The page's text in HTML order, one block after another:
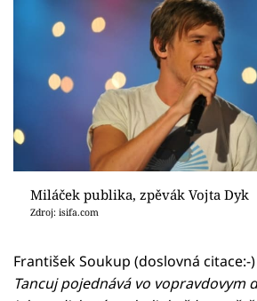
Miláček publika, zpěvák Vojta Dyk
Zdroj: isifa.com
František Soukup (doslovná citace:-)
Tancuj pojednává vo vopravdovym